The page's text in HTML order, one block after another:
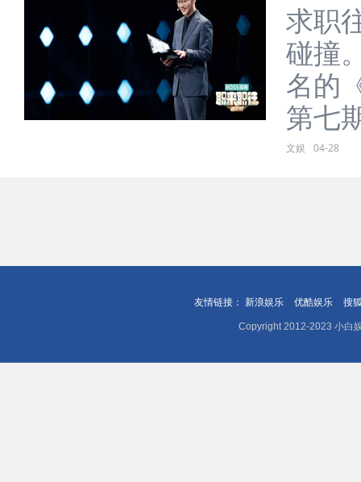
求职
碰撞
名的
第七
文娱 04-28
友情链接： 新浪娱乐 优酷娱乐 搜
Copyright 2012-2023 小白